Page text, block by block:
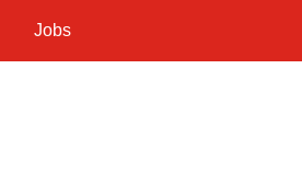
Jobs